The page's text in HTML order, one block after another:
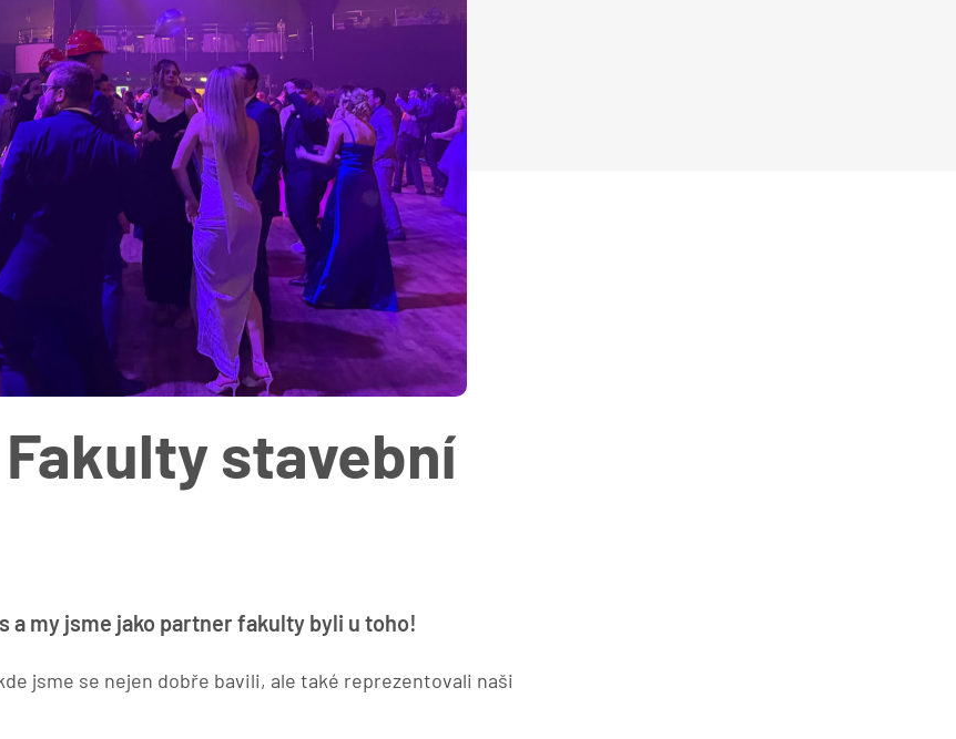
stavební
a my jsme jako partner fakulty byli u toho!
jsme se nejen dobře bavili, ale také reprezentovali naši